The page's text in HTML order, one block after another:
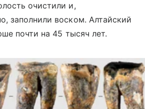
очистили и,
заполнили воском. Алтайский
почти на 45 тысяч лет.